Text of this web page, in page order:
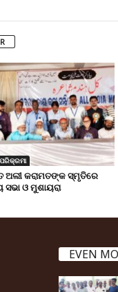
ଅଲୀ କରାମତଙ୍କ ସ୍ମୃତିରେ
ସଭା ଓ ମୁଶାୟରା
EVEN